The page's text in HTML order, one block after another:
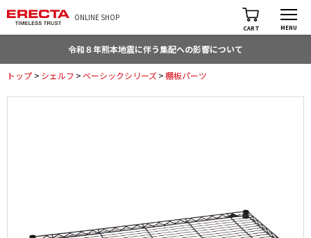
ONLINE SHOP
CART MENU
令和８年熊本地震に伴う集配への影響について
トップ > シェルフ >ベーシックシリーズ>棚板パーツ